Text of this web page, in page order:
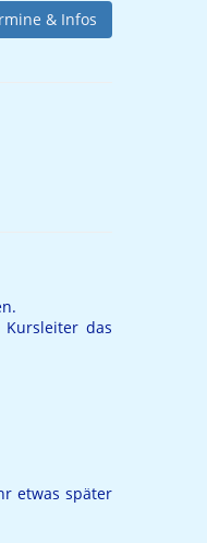
& Infos
das
etwas später